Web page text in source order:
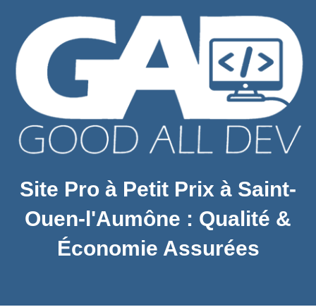
Site Pro à Petit Prix à Saint-
Ouen-l'Aumône : Qualité &
Économie Assurées